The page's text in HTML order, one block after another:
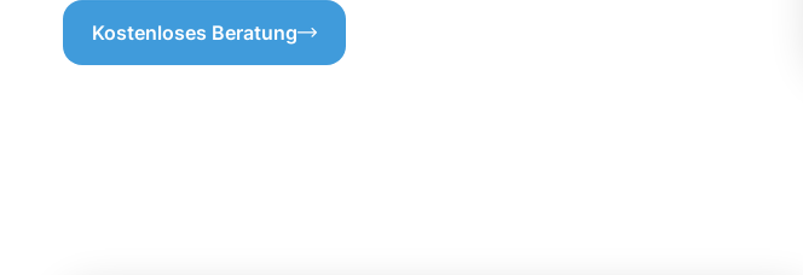
Kostenloses Beratung